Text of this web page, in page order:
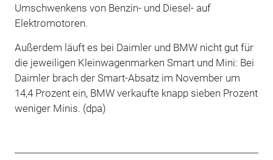
Umschwenkens von Benzin- und Diesel- auf
Elektromotoren.
Außerdem läuft es bei Daimler und BMW nicht gut für
die jeweiligen Kleinwagenmarken Smart und Mini: Bei
Daimler brach der Smart-Absatz im November um
14,4 Prozent ein, BMW verkaufte knapp sieben Prozent
weniger Minis. (dpa)